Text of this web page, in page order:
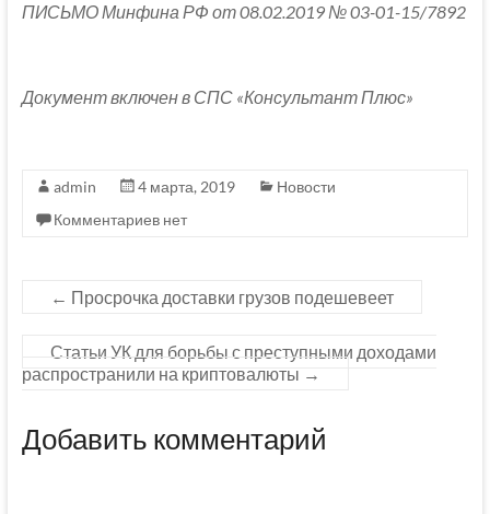
ПИСЬМО Минфина РФ от 08.02.2019 № 03-01-15/7892
Документ включен в СПС «Консультант Плюс»
admin 4 марта, 2019
Новости
Комментариев нет
← Просрочка доставки грузов подешевеет
Статьи УК для борьбы с преступными доходами
распространили на криптовалюты →
Добавить комментарий